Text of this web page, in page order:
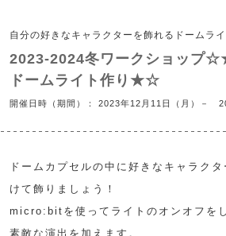
自分の好きなキャラクターを飾れるドームラ
2023-2024冬ワークショップ
ドームライト作り★☆
開催日時（期間）： 2023年12月11日（月）－
ドームカプセルの中に好きなキャラク
けて飾りましょう！
micro:bitを使ってライトのオンオフを
素敵な演出を加えます。